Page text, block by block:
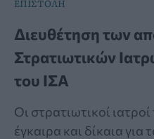
ΕΠΙΣΤΟΛΗ
Διευθέτηση των
Στρατιωτικών
του ΙΣΑ
Οι στρατιωτικοί
έγκαιρα και δίκαια για